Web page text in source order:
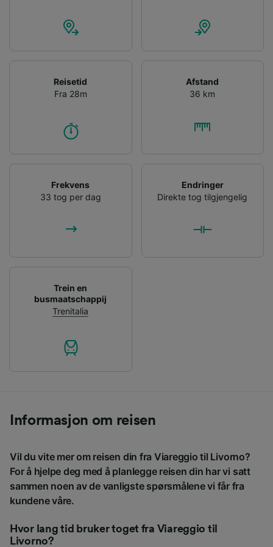
Reisetid
Fra 28m
Afstand
36 km
Frekvens
33 tog per dag
Endringer
Direkte tog tilgjengelig
Trein en
busmaatschappij
Trenitalia
Informasjon om reisen
Vil du vite mer om reisen din fra Viareggio til Livorno?
For å hjelpe deg med å planlegge reisen din har vi satt
sammen noen av de vanligste spørsmålene vi får fra
kundene våre.
Hvor lang tid bruker toget fra Viareggio til
Livorno?